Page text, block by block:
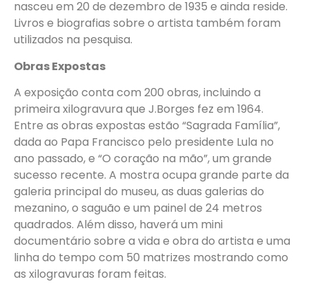
nasceu em 20 de dezembro de 1935 e ainda reside.
Livros e biografias sobre o artista também foram
utilizados na pesquisa.
Obras Expostas
A exposição conta com 200 obras, incluindo a
primeira xilogravura que J.Borges fez em 1964.
Entre as obras expostas estão “Sagrada Família”,
dada ao Papa Francisco pelo presidente Lula no
ano passado, e “O coração na mão”, um grande
sucesso recente. A mostra ocupa grande parte da
galeria principal do museu, as duas galerias do
mezanino, o saguão e um painel de 24 metros
quadrados. Além disso, haverá um mini
documentário sobre a vida e obra do artista e uma
linha do tempo com 50 matrizes mostrando como
as xilogravuras foram feitas.